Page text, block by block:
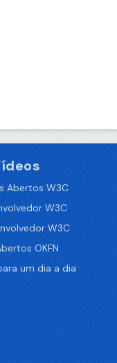
Abertos W3C
W3C
W3C
OKFN
um dia a dia